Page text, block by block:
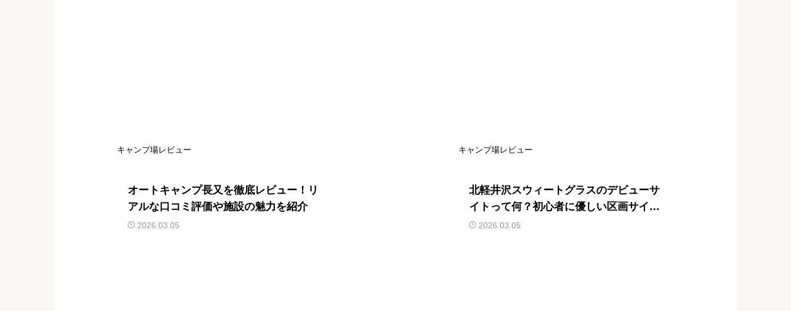
キャンプ場レビュー
オートキャンプ長又を徹底レビュー！リ
アルな口コミ評価や施設の魅力を紹介
2026.03.05
キャンプ場レビュー
北軽井沢スウィートグラスのデビューサ
イトって何？初心者に優しい区画サイト
の特徴を紹介
2026.03.05